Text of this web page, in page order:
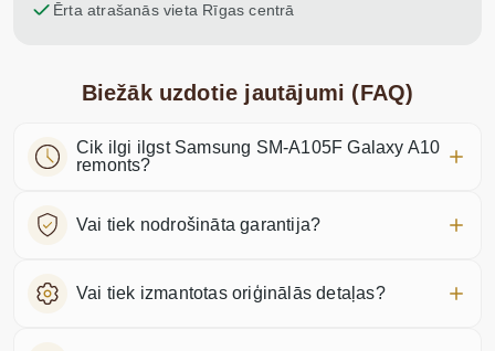
Ērta atrašanās vieta Rīgas centrā
Biežāk uzdotie jautājumi (FAQ)
Cik ilgi ilgst Samsung SM-A105F Galaxy A10
remonts?
Vai tiek nodrošināta garantija?
Vai tiek izmantotas oriģinālās detaļas?